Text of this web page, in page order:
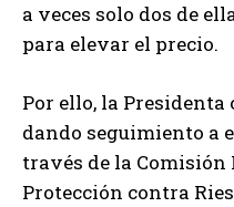
a veces solo dos de
para elevar el precio.
Por ello, la Presidenta
dando seguimiento a
través de la Comisión
Protección contra